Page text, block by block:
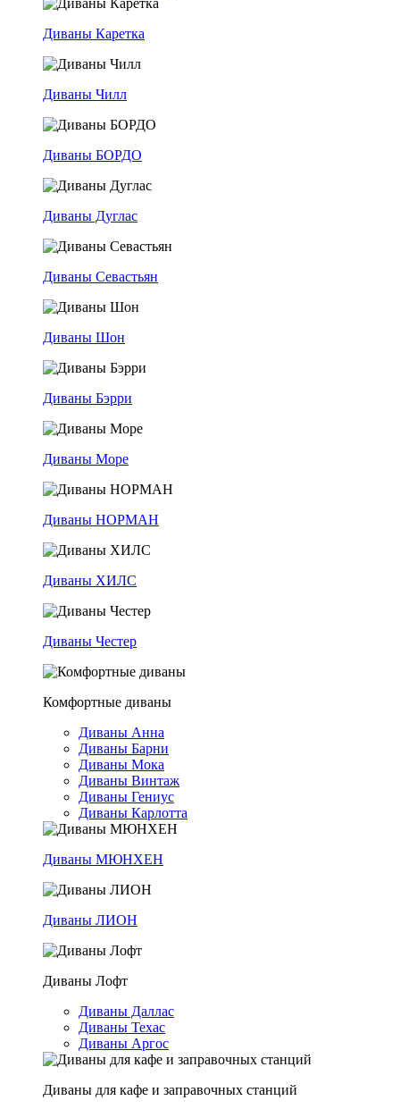
Диваны Каретка
Диваны Чилл
Диваны БОРДО
Диваны Дуглас
Диваны Севастьян
Диваны Шон
Диваны Бэрри
Диваны Море
Диваны НОРМАН
Диваны ХИЛС
Диваны Честер
Комфортные диваны
Диваны Анна
Диваны Барни
Диваны Мока
Диваны Винтаж
Диваны Гениус
Диваны Карлотта
Диваны МЮНХЕН
Диваны ЛИОН
Диваны Лофт
Диваны Даллас
Диваны Техас
Диваны Аргос
Диваны для кафе и заправочных станций